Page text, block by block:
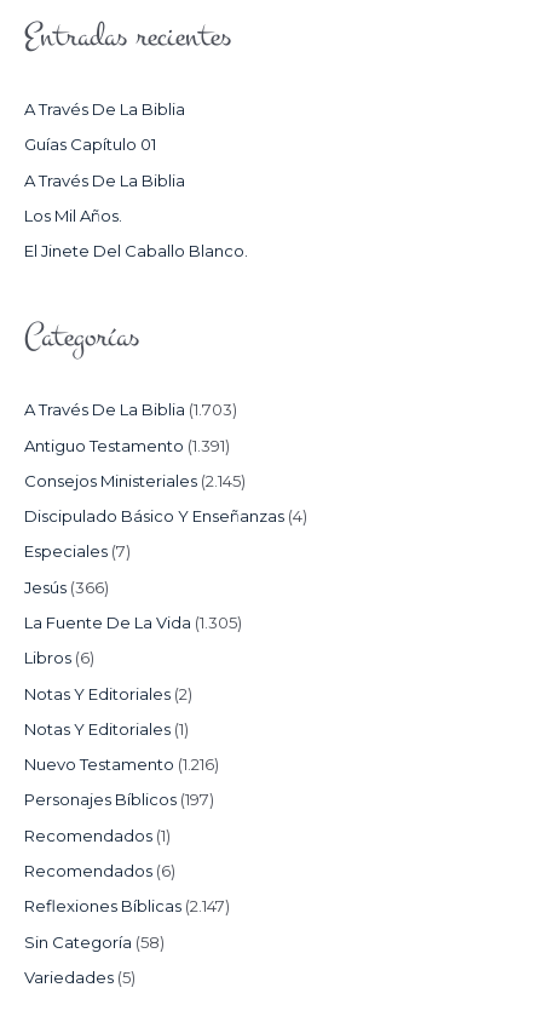
C
R
:
Entradas recientes
A Través De La Biblia
Guías Capítulo 01
A Través De La Biblia
Los Mil Años.
El Jinete Del Caballo Blanco.
Categorías
A Través De La Biblia (1.703)
Antiguo Testamento (1.391)
Consejos Ministeriales (2.145)
Discipulado Básico Y Enseñanzas (4)
Especiales (7)
Jesús (366)
La Fuente De La Vida (1.305)
Libros (6)
Notas Y Editoriales (2)
Notas Y Editoriales (1)
Nuevo Testamento (1.216)
Personajes Bíblicos (197)
Recomendados (1)
Recomendados (6)
Reflexiones Bíblicas (2.147)
Sin Categoría (58)
Variedades (5)